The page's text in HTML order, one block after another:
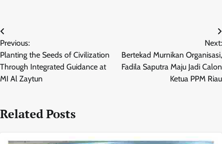
Navigasi
pos
Previous:
Planting the Seeds of Civilization
Through Integrated Guidance at
MI Al Zaytun
Next:
Bertekad Murnikan Organisasi,
Fadila Saputra Maju Jadi Calon
Ketua PPM Riau
Related Posts